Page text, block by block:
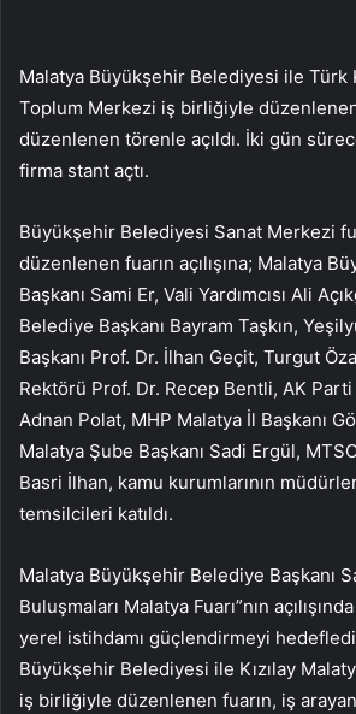
Malatya Büyükşehir Belediyesi ile Türk
Toplum Merkezi iş birliğiyle düzenlenen
düzenlenen törenle açıldı. İki gün
firma stant açtı.
Büyükşehir Belediyesi Sanat Merkezi
düzenlenen fuarın açılışına; Malatya
Başkanı Sami Er, Vali Yardımcısı Ali
Belediye Başkanı Bayram Taşkın,
Başkanı Prof. Dr. İlhan Geçit, Turgut
Rektörü Prof. Dr. Recep Bentli, AK
Adnan Polat, MHP Malatya İl Başkanı
Malatya Şube Başkanı Sadi Ergül,
Basri İlhan, kamu kurumlarının
temsilcileri katıldı.
Malatya Büyükşehir Belediye Başkanı
Buluşmaları Malatya Fuarı”nın
yerel istihdamı güçlendirmeyi
Büyükşehir Belediyesi ile Kızılay
iş birliğiyle düzenlenen fuarın, iş